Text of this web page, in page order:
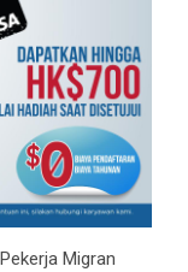
Migran